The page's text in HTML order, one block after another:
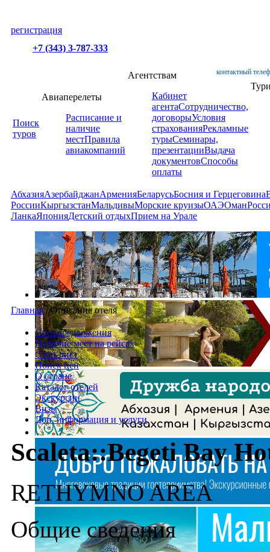
регистрация
+7 (343) 3-787-333
контактный
Поиск
туров
Авиаперелеты
Расписание и
наличие
местПравила
авиакомпаний
Агентствам
Кабинет
агентаСотрудничество,
договорыУсловия
страхованияРекламные
турыСеминары,
презентацииВыдача
документовСпособы
оплаты
АбхазияАзербайджанАрменияБеларусьБосния и Герцеговина
РоссииКыргызстанМальдивыМорские круизыОАЭОман
ЛанкаЯпонияДетский отдыхПрием на Урале
Главная /Описание отеля
Спецпредложения
Наличие мест на рейсах
Стоп-лист
Поиск цен
О стране
Каталог отелей
Экскурсии
Визы
Доп. информация и услуги
Scaleta::Begeti Bay
RETHYMNO AREA
Общие сведения